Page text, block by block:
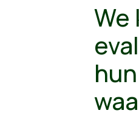
We